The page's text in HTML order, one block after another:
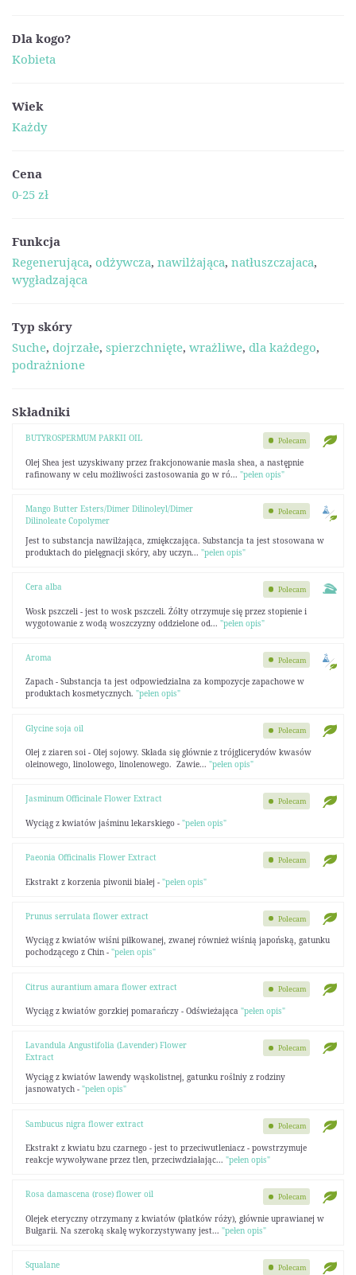
Dla kogo?
Kobieta
Wiek
Każdy
Cena
0-25 zł
Funkcja
Regenerująca, odżywcza, nawilżająca, natłuszczajaca,
wygładzająca
Typ skóry
Suche, dojrzałe, spierzchnięte, wrażliwe, dla każdego,
podrażnione
Składniki
BUTYROSPERMUM PARKII OIL
Olej Shea jest uzyskiwany przez frakcjonowanie masła shea, a następnie
rafinowany w celu możliwości zastosowania go w ró... "pełen opis"
Polecam
Mango Butter Esters/Dimer Dilinoleyl/Dimer
Dilinoleate Copolymer
Jest to substancja nawilżająca, zmiękczająca. Substancja ta jest stosowana w
pro­duktach do pielęgnacji skóry, aby uczyn... "pełen opis"
Polecam
Cera alba
Wosk pszczeli - jest to wosk pszczeli. Żółty otrzymuje się przez stopienie i
wygotowanie z wodą woszczyzny oddzielone od... "pełen opis"
Polecam
Aroma
Zapach - Substancja ta jest odpowiedzialna za kompozycje zapachowe w
produktach kosmetycznych. "pełen opis"
Polecam
Glycine soja oil
Olej z ziaren soi - Olej sojowy. Składa się głównie z trójglicerydów kwasów
oleinowego, linolowego, linolenowego. Zawie... "pełen opis"
Polecam
Jasminum Officinale Flower Extract
Wyciąg z kwiatów jaśminu lekarskiego - "pełen opis"
Polecam
Paeonia Officinalis Flower Extract
Ekstrakt z korzenia piwonii białej - "pełen opis"
Polecam
Prunus serrulata flower extract
Wyciąg z kwiatów wiśni piłkowanej, zwanej również wiśnią japońską, gatunku
pochodzącego z Chin - "pełen opis"
Polecam
Citrus aurantium amara flower extract
Wyciąg z kwiatów gorzkiej pomarańczy - Odświeżająca "pełen opis"
Polecam
Lavandula Angustifolia (Lavender) Flower
Extract
Wyciąg z kwiatów lawendy wąskolistnej, gatunku roślniy z rodziny
jasnowatych - "pełen opis"
Polecam
Sambucus nigra flower extract
Ekstrakt z kwiatu bzu czarnego - jest to przeciwutleniacz - powstrzymuje
reakcje wywoływane przez tlen, przeciwdziałając... "pełen opis"
Polecam
Rosa damascena (rose) flower oil
Olejek eteryczny otrzymany z kwiatów (płatków róży), głównie uprawianej w
Bułgarii. Na szeroką skalę wykorzystywany jest... "pełen opis"
Polecam
Squalane Polecam